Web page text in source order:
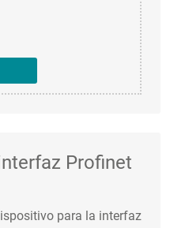
Profinet
para la interfaz